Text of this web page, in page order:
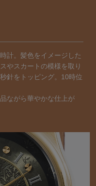
計。髪色をイメージした
やスカートの模様を取り
針をトッピング。10時位
ながら華やかな仕上が